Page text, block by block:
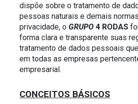
dispõe sobre o tratamento de
pessoas naturais e demais
privacidade, o GRUPO 4 RODAS
forma clara e transparente suas
tratamento de dados pessoais
em todas as empresas
empresarial.
CONCEITOS BÁSICOS